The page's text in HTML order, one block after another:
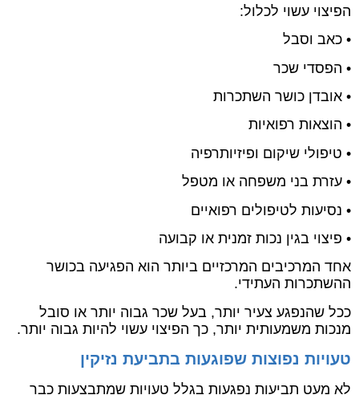
הפיצוי עשוי לכלול:
• כאב וסבל
• הפסדי שכר
• אובדן כושר השתכרות
• הוצאות רפואיות
• טיפולי שיקום ופיזיותרפיה
• עזרת בני משפחה או מטפל
• נסיעות לטיפולים רפואיים
• פיצוי בגין נכות זמנית או קבועה
אחד המרכיבים המרכזיים ביותר הוא הפגיעה בכושר
ההשתכרות העתידי.
ככל שהנפגע צעיר יותר, בעל שכר גבוה יותר או סובל
מנכות משמעותית יותר, כך הפיצוי עשוי להיות גבוה יותר.
טעויות נפוצות שפוגעות בתביעת נזיקין
לא מעט תביעות נפגעות בגלל טעויות שמתבצעות כבר